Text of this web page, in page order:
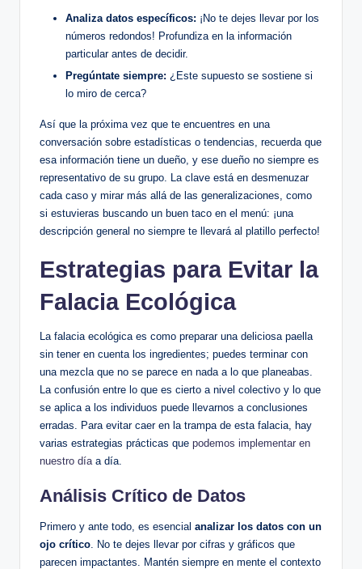
Analiza datos específicos: ¡No te dejes llevar por los
números redondos! Profundiza en la información
particular antes de decidir.
Pregúntate siempre: ¿Este supuesto se sostiene si
lo miro de cerca?
Así que la próxima vez que te encuentres en una
conversación sobre estadísticas o tendencias, recuerda que
esa información tiene un dueño, y ese dueño no siempre es
representativo de su grupo. La clave está en desmenuzar
cada caso y mirar más allá de las generalizaciones, como
si estuvieras buscando un buen taco en el menú: ¡una
descripción general no siempre te llevará al platillo perfecto!
Estrategias para Evitar la
Falacia Ecológica
La falacia ecológica es como preparar una deliciosa paella
sin tener en cuenta los ingredientes; puedes terminar con
una mezcla que no se parece en nada a lo que planeabas.
La confusión entre lo que es cierto a nivel colectivo y lo que
se aplica a los individuos puede llevarnos a conclusiones
erradas. Para evitar caer en la trampa de esta falacia, hay
varias estrategias prácticas que podemos implementar en
nuestro día a día.
Análisis Crítico de Datos
Primero y ante todo, es esencial analizar los datos con un
ojo crítico . No te dejes llevar por cifras y gráficos que
parecen impactantes. Mantén siempre en mente el contexto